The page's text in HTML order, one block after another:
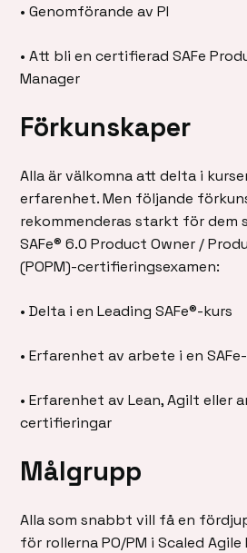
• Genomförande av PI
• Att bli en certifierad SAFe
Manager
Förkunskaper
Alla är välkomna att delta i
erfarenhet. Men följande
rekommenderas starkt för dem
SAFe® 6.0 Product Owner /
(POPM)-certifieringsexamen:
• Delta i en Leading SAFe®-kurs
• Erfarenhet av arbete i en
• Erfarenhet av Lean, Agilt eller
certifieringar
Målgrupp
Alla som snabbt vill få en
för rollerna PO/PM i Scaled Agile